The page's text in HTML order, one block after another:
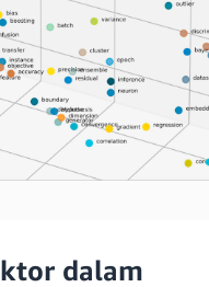
dalam